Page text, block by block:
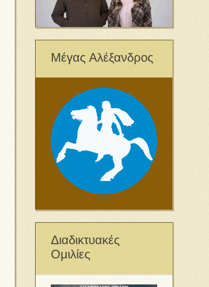
Μέγας Αλέξανδρος
Διαδικτυακές
Ομιλίες